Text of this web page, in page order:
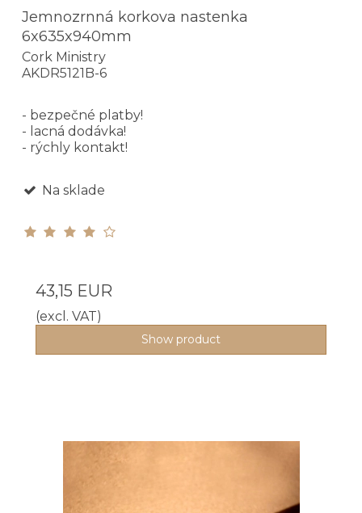
Jemnozrnná korkova nastenka
6x635x940mm
Cork Ministry
AKDR5121B-6
- bezpečné platby!
- lacná dodávka!
- rýchly kontakt!
Na sklade
43,15 EUR
(excl. VAT)
Show product